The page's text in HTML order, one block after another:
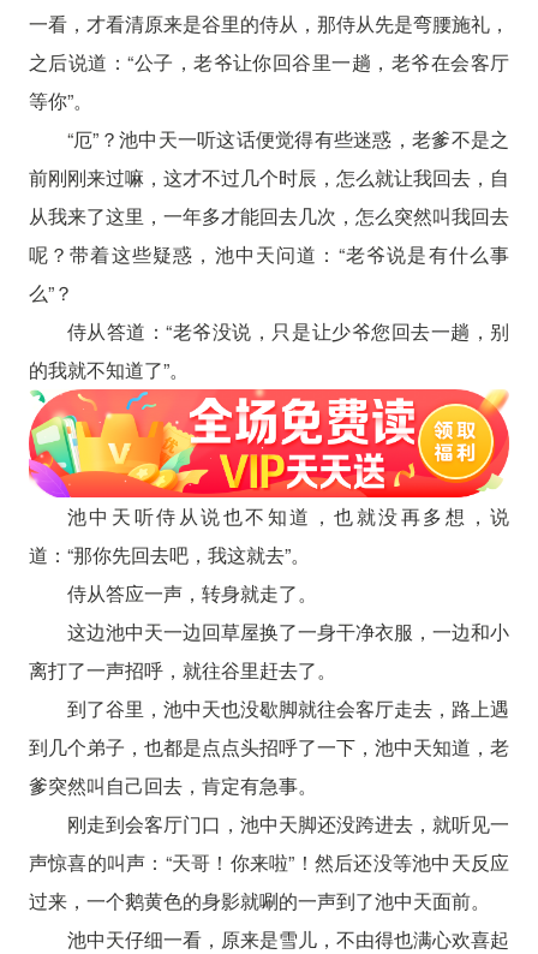
一看，才看清原来是谷里的侍从，那侍从先是弯腰施礼，
之后说道：“公子，老爷让你回谷里一趟，老爷在会客厅
等你”。
“厄”？池中天一听这话便觉得有些迷惑，老爹不是之
前刚刚来过嘛，这才不过几个时辰，怎么就让我回去，自
从我来了这里，一年多才能回去几次，怎么突然叫我回去
呢？带着这些疑惑，池中天问道：“老爷说是有什么事
么”？
侍从答道：“老爷没说，只是让少爷您回去一趟，别
的我就不知道了”。
池中天听侍从说也不知道，也就没再多想，说
道：“那你先回去吧，我这就去”。
侍从答应一声，转身就走了。
这边池中天一边回草屋换了一身干净衣服，一边和小
离打了一声招呼，就往谷里赶去了。
到了谷里，池中天也没歇脚就往会客厅走去，路上遇
到几个弟子，也都是点点头招呼了一下，池中天知道，老
爹突然叫自己回去，肯定有急事。
刚走到会客厅门口，池中天脚还没跨进去，就听见一
声惊喜的叫声：“天哥！你来啦”！然后还没等池中天反应
过来，一个鹅黄色的身影就唰的一声到了池中天面前。
池中天仔细一看，原来是雪儿，不由得也满心欢喜起